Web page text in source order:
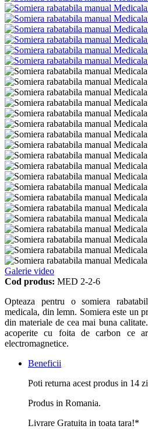
Galerie video
Cod produs: MED 2-2-6
Opteaza pentru o somiera
medicala, din lemn. Somiera este un
din materiale de cea mai buna
acoperite cu foita de carbon ce
electromagnetice.
Beneficii
Poti returna acest produs in 14
Produs in Romania.
Livrare Gratuita in toata tara!*